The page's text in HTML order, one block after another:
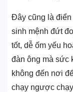
Đây cũng là điển
sinh mệnh đứt
tốt, dễ ốm yếu
đàn ông mà sức
không đến nơi
chạy ngược